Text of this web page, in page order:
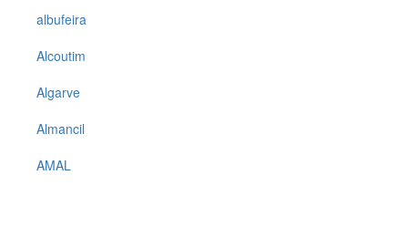
albufeira
Alcoutim
Algarve
Almancil
AMAL